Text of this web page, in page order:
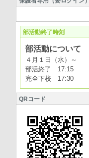
部活動終了時刻
部活動について
４月１日（水）～
部活終了 17:15
完全下校 17:30
QRコード